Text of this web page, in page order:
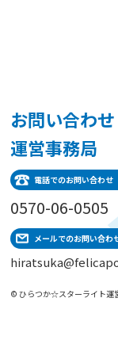
お問い合わ
運営事務局
電話でのお問い合わせ
0570-06-0505
メールでのお問い合わ
© ひらつか☆スターライト運